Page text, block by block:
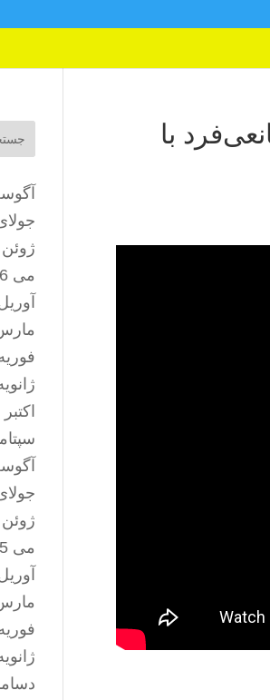
با
آگوست
جولای
ژوئن
می 2026
آوریل
مارس
فوریه
ژانویه
اکتبر 2025
آگوست
جولای
ژوئن
می 2025
آوریل
مارس
فوریه
ژانویه
دسامبر